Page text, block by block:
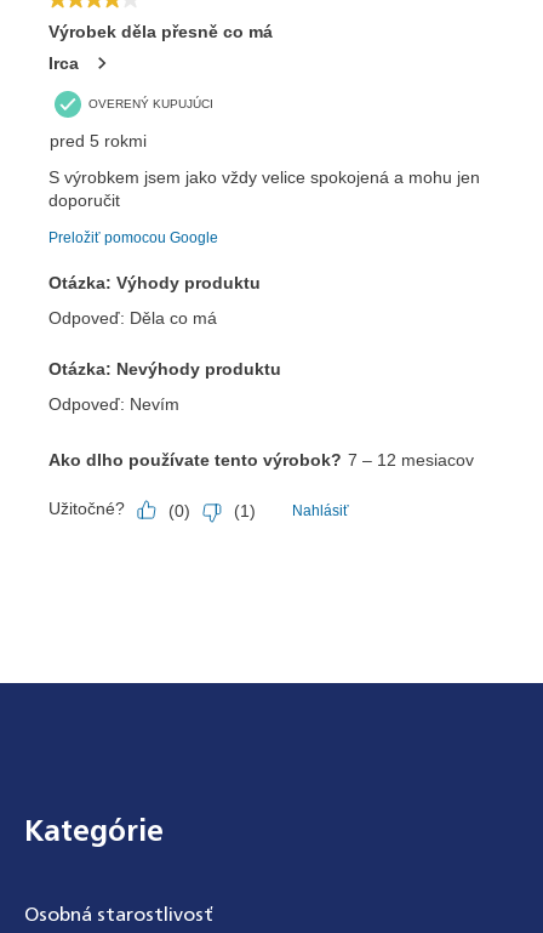
Zápätie
Kategórie
Osobná starostlivosť